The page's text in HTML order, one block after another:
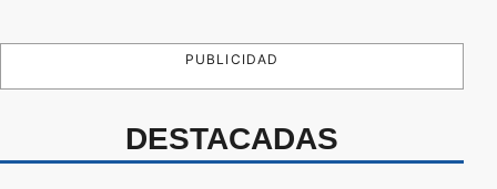
PUBLICIDAD
DESTACADAS